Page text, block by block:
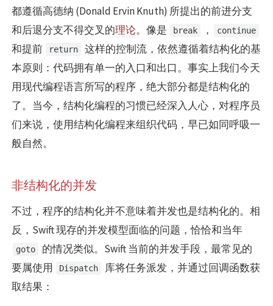
都遵循高德纳 (Donald Ervin Knuth) 所提出的前进分支
和后退分支不得交叉的理论。像是 break ， continue
和提前 return
这样的控制流，依然遵循着结构化的基
本原则：代码拥有单一的入口和出口。事实上我们今天
用现代编程语言所写的程序，绝大部分都是结构化的
了。当今，结构化编程的习惯已经深入人心，对程序员
们来说，使用结构化编程来组织代码，早已如同呼吸一
般自然。
非结构化的并发
不过，程序的结构化并不意味着并发也是结构化的。相
反，Swift 现存的并发模型面临的问题，恰恰和当年
goto
的情况类似。Swift 当前的并发手段，最常见的
要属使用
Dispatch
库将任务派发，并通过回调函数获
取结果：